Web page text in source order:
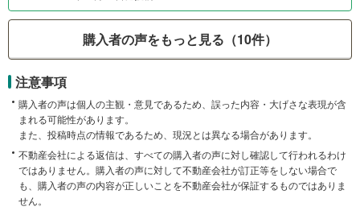
購入者の声をもっと見る（10件）
注意事項
購入者の声は個人の主観・意見であるため、誤った内容・大げさな表現が含
まれる可能性があります。
また、投稿時点の情報であるため、現況とは異なる場合があります。
不動産会社による返信は、すべての購入者の声に対し確認して行われるわけ
ではありません。購入者の声に対して不動産会社が訂正等をしない場合で
も、購入者の声の内容が正しいことを不動産会社が保証するものではありま
せん。